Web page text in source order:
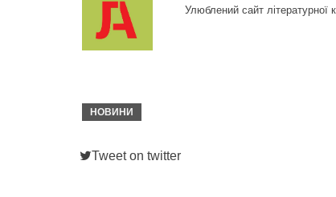
Улюблений сайт літературної
НОВИНИ
Tweet on twitter